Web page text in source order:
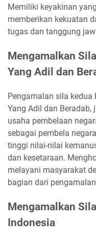
Memiliki keyakinan
memberikan kekuatan
tugas dan tanggung
Mengamalkan
Yang Adil dan
Pengamalan sila kedua
Yang Adil dan
usaha pembelaan
sebagai pembela
tinggi nilai-nilai
dan kesetaraan.
melayani masyarakat
bagian dari
Mengamalkan
Indonesia